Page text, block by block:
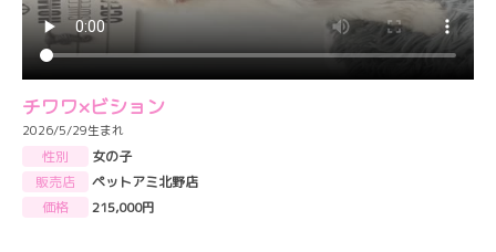
チワワ×ビション
2026/5/29生まれ
性別
女の子
販売店
ペットアミ北野店
価格
215,000円